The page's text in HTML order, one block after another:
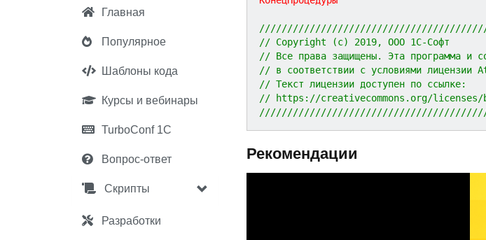
Главная
Популярное
Шаблоны кода
Курсы и вебинары
TurboConf 1С
Вопрос-ответ
Скрипты
Разработки
// Copyright (c) 2019, ООО 1С-Софт
// Все права защищены. Эта программа и
// в соответствии с условиями
// Текст лицензии доступен по ссылке:
// https://creativecommons.org/licenses/
Рекомендации